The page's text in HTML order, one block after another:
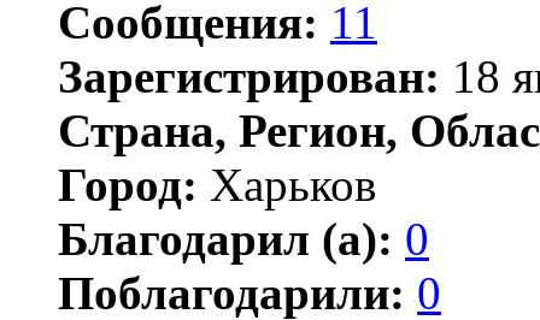
Сообщения: 11
Зарегистрирован: 18
Страна, Регион,
Город: Харьков
Благодарил (а): 0
Поблагодарили: 0